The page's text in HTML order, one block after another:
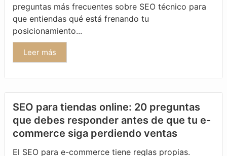
preguntas más frecuentes sobre SEO técnico para
que entiendas qué está frenando tu
posicionamiento...
Leer más
SEO para tiendas online: 20 preguntas
que debes responder antes de que tu e-
commerce siga perdiendo ventas
El SEO para e-commerce tiene reglas propias.